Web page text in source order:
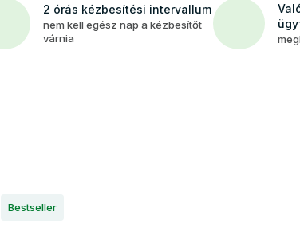
2 órás kézbesítési intervallum
nem kell egész nap a kézbesítőt
várnia
Bestseller